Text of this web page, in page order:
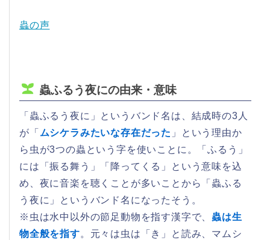
蟲の声
蟲ふるう夜にの由来・意味
「蟲ふるう夜に」というバンド名は、結成時の3人
が「 ムシケラみたいな存在だった 」という理由か
ら虫が3つの蟲という字を使いことに。「ふるう」
には「振る舞う」「降ってくる」という意味を込
め、夜に音楽を聴くことが多いことから「蟲ふる
う夜に」というバンド名になったそう。
※虫は水中以外の節足動物を指す漢字で、 蟲は生
物全般を指す。元々は虫は「き」と読み、マムシ